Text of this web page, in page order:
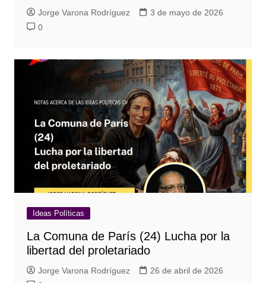
Jorge Varona Rodríguez
3 de mayo de 2026
0
Ideas Políticas
La Comuna de París (24) Lucha por la
libertad del proletariado
Jorge Varona Rodríguez
26 de abril de 2026